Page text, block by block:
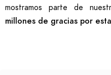
mostramos parte de
millones de gracias por